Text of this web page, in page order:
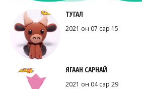
ТУГАЛ
2021 он 07 сар 15
ЯГААН САРНАЙ
2021 он 04 сар 29